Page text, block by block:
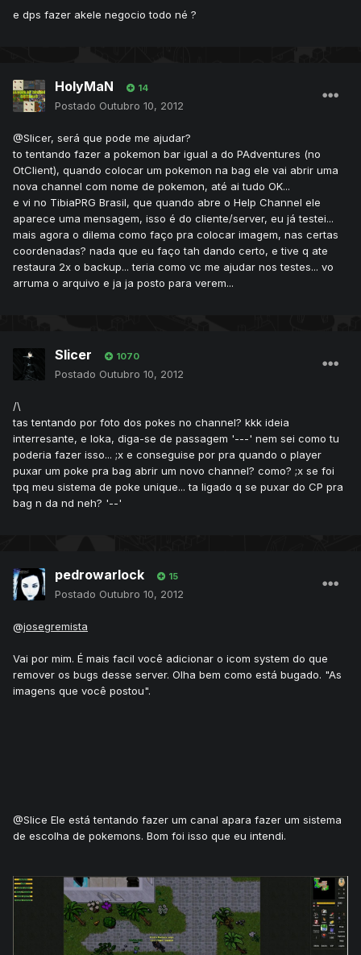
e dps fazer akele negocio todo né ?
HolyMaN 14
Postado Outubro 10, 2012
@Slicer, será que pode me ajudar?
to tentando fazer a pokemon bar igual a do PAdventures (no
OtClient), quando colocar um pokemon na bag ele vai abrir uma
nova channel com nome de pokemon, até ai tudo OK...
e vi no TibiaPRG Brasil, que quando abre o Help Channel ele
aparece uma mensagem, isso é do cliente/server, eu já testei...
mais agora o dilema como faço pra colocar imagem, nas certas
coordenadas? nada que eu faço tah dando certo, e tive q ate
restaura 2x o backup... teria como vc me ajudar nos testes... vo
arruma o arquivo e ja ja posto para verem...
Slicer 1070
Postado Outubro 10, 2012
/\
tas tentando por foto dos pokes no channel? kkk ideia
interresante, e loka, diga-se de passagem '---' nem sei como tu
poderia fazer isso... ;x e conseguise por pra quando o player
puxar um poke pra bag abrir um novo channel? como? ;x se foi
tpq meu sistema de poke unique... ta ligado q se puxar do CP pra
bag n da nd neh? '--'
pedrowarlock 15
Postado Outubro 10, 2012
@josegremista
Vai por mim. É mais facil você adicionar o icom system do que
remover os bugs desse server. Olha bem como está bugado. "As
imagens que você postou".
@Slice Ele está tentando fazer um canal apara fazer um sistema
de escolha de pokemons. Bom foi isso que eu intendi.